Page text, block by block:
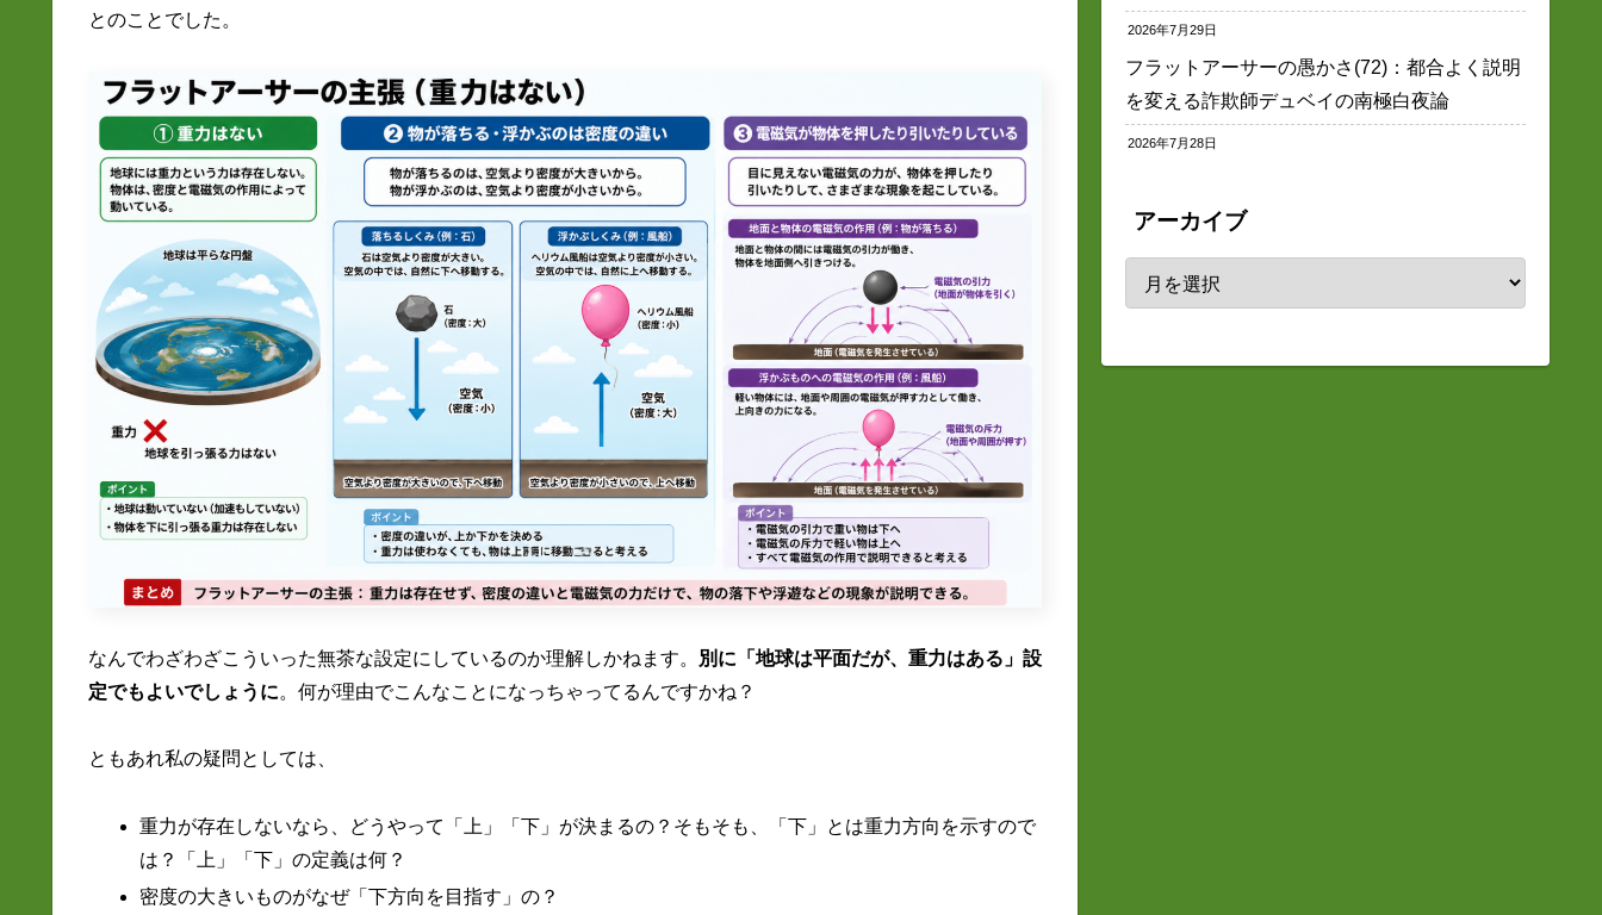
とのことでした。
なんでわざわざこういった無茶な設定にしているのか理解しかねます。
別に「地球は平面だが、重力はある」設
定でもよいでしょうに。何が理由でこんなことになっちゃってるんですかね？
ともあれ私の疑問としては、
重力が存在しないなら、どうやって「上」「下」が決まるの？そもそも、「下」とは重力方向を示すので
は？「上」「下」の定義は何？
密度の大きいものがなぜ「下方向を目指す」の？
2026年7月29日
フラットアーサーの愚かさ(72)：都合よく説明
を変える詐欺師デュベイの南極白夜論
2026年7月28日
アーカイブ